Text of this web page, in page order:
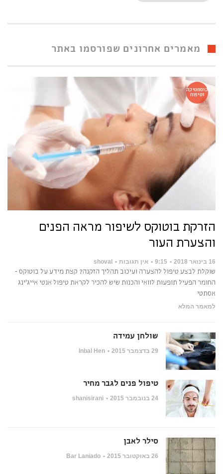
מאמרים אחרונים שפורסמו באתר
קוסמטיקה
וטיפוח
הזרקת בוטוקס לשיפור מראה הפנים
והצערת העור
16 בינואר 2018 9:15 אין תגובות shoval
שוקלת לבצע טיפול להצערה ועיכוב תהליך הזקנה? קצת מידע על בוטוקס -
החומר הפעיל תופעות לוואי והכנות שיש להכיר לקראת טיפול אנטי אייג'ינג
אסתטי
למאמר המלא
שולחן עמידה
29 בדצמבר 2015 Inbal Hen
טיפול פנים לגבר מחיר
24 בנובמבר 2015 shanisirani
סילר לאבן
26 באוקטובר 2015 Bar Laniado